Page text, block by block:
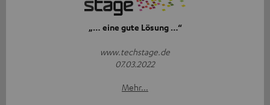
„… eine gute Lösung …“
www.techstage.de
07.03.2022
Mehr...